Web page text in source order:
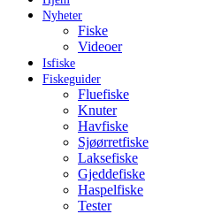
Nyheter
Fiske
Videoer
Isfiske
Fiskeguider
Fluefiske
Knuter
Havfiske
Sjøørretfiske
Laksefiske
Gjeddefiske
Haspelfiske
Tester